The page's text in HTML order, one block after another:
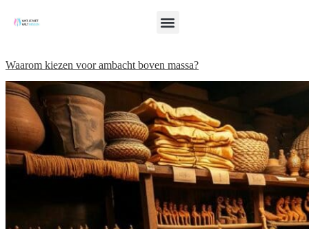
Waarom kiezen voor ambacht boven massa?